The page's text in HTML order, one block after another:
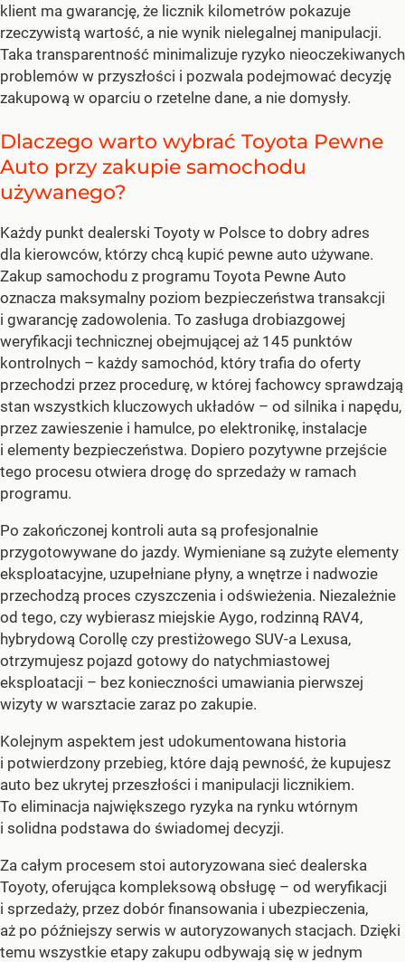
klient ma gwarancję, że licznik kilometrów pokazuje
rzeczywistą wartość, a nie wynik nielegalnej manipulacji.
Taka transparentność minimalizuje ryzyko nieoczekiwanych
problemów w przyszłości i pozwala podejmować decyzję
zakupową w oparciu o rzetelne dane, a nie domysły.
Dlaczego warto wybrać Toyota Pewne
Auto przy zakupie samochodu
używanego?
Każdy punkt dealerski Toyoty w Polsce to dobry adres
dla kierowców, którzy chcą kupić pewne auto używane.
Zakup samochodu z programu Toyota Pewne Auto
oznacza maksymalny poziom bezpieczeństwa transakcji
i gwarancję zadowolenia. To zasługa drobiazgowej
weryfikacji technicznej obejmującej aż 145 punktów
kontrolnych – każdy samochód, który trafia do oferty
przechodzi przez procedurę, w której fachowcy sprawdzają
stan wszystkich kluczowych układów – od silnika i napędu,
przez zawieszenie i hamulce, po elektronikę, instalacje
i elementy bezpieczeństwa. Dopiero pozytywne przejście
tego procesu otwiera drogę do sprzedaży w ramach
programu.
Po zakończonej kontroli auta są profesjonalnie
przygotowywane do jazdy. Wymieniane są zużyte elementy
eksploatacyjne, uzupełniane płyny, a wnętrze i nadwozie
przechodzą proces czyszczenia i odświeżenia. Niezależnie
od tego, czy wybierasz miejskie Aygo, rodzinną RAV4,
hybrydową Corollę czy prestiżowego SUV-a Lexusa,
otrzymujesz pojazd gotowy do natychmiastowej
eksploatacji – bez konieczności umawiania pierwszej
wizyty w warsztacie zaraz po zakupie.
Kolejnym aspektem jest udokumentowana historia
i potwierdzony przebieg, które dają pewność, że kupujesz
auto bez ukrytej przeszłości i manipulacji licznikiem.
To eliminacja największego ryzyka na rynku wtórnym
i solidna podstawa do świadomej decyzji.
Za całym procesem stoi autoryzowana sieć dealerska
Toyoty, oferująca kompleksową obsługę – od weryfikacji
i sprzedaży, przez dobór finansowania i ubezpieczenia,
aż po późniejszy serwis w autoryzowanych stacjach. Dzięki
temu wszystkie etapy zakupu odbywają się w jednym